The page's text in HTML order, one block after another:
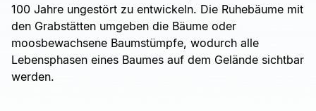
100 Jahre ungestört zu entwickeln. Die Ruhebäume mit
den Grabstätten umgeben die Bäume oder
moosbewachsene Baumstümpfe, wodurch alle
Lebensphasen eines Baumes auf dem Gelände sichtbar
werden.